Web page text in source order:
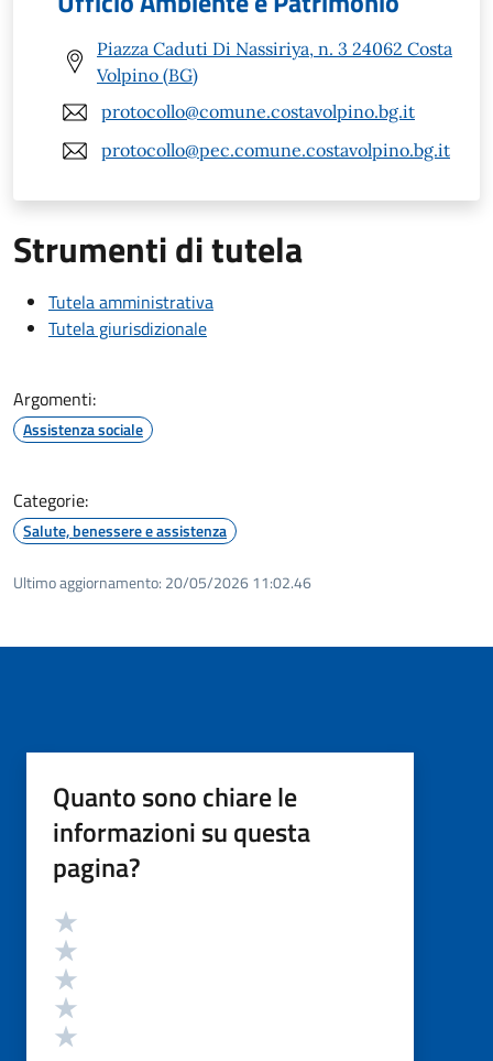
Piazza Caduti Di Nassiriya, n. 3 24062 Costa
Volpino (BG)
protocollo@comune.costavolpino.bg.it
protocollo@pec.comune.costavolpino.bg.it
Strumenti di tutela
Tutela amministrativa
Tutela giurisdizionale
Argomenti:
Assistenza sociale
Categorie:
Salute, benessere e assistenza
Ultimo aggiornamento: 20/05/2026 11:02.46
Quanto sono chiare le
informazioni su questa
pagina?
Valutazione